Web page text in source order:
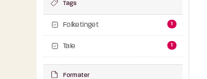
Tags
Folketinget 1
Tale 1
Formater